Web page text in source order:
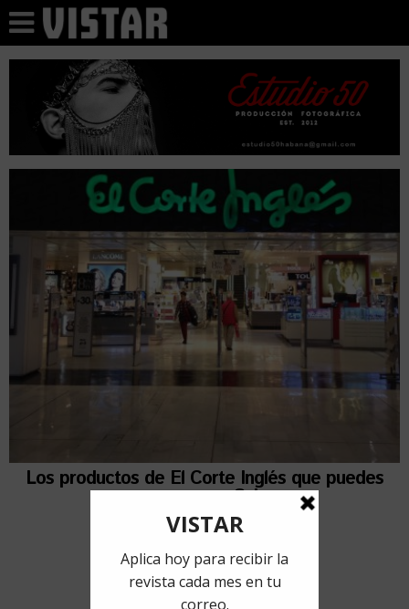
Los productos de El Corte Inglés que puedes
comprar en Cuba
16 enero, 2018 porAlejandra Angulo